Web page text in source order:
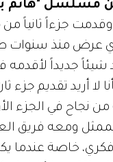
مسلسل "هانم
جزءاً ثانياً
عرض منذ سنوات
شيئاً جديداً
لا أريد تقديم جزء
نجاح في الجزء
الممثل ومعه فريق
خاصة عندما